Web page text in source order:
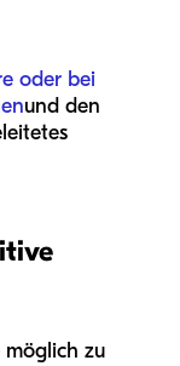
oder bei
und den
zu